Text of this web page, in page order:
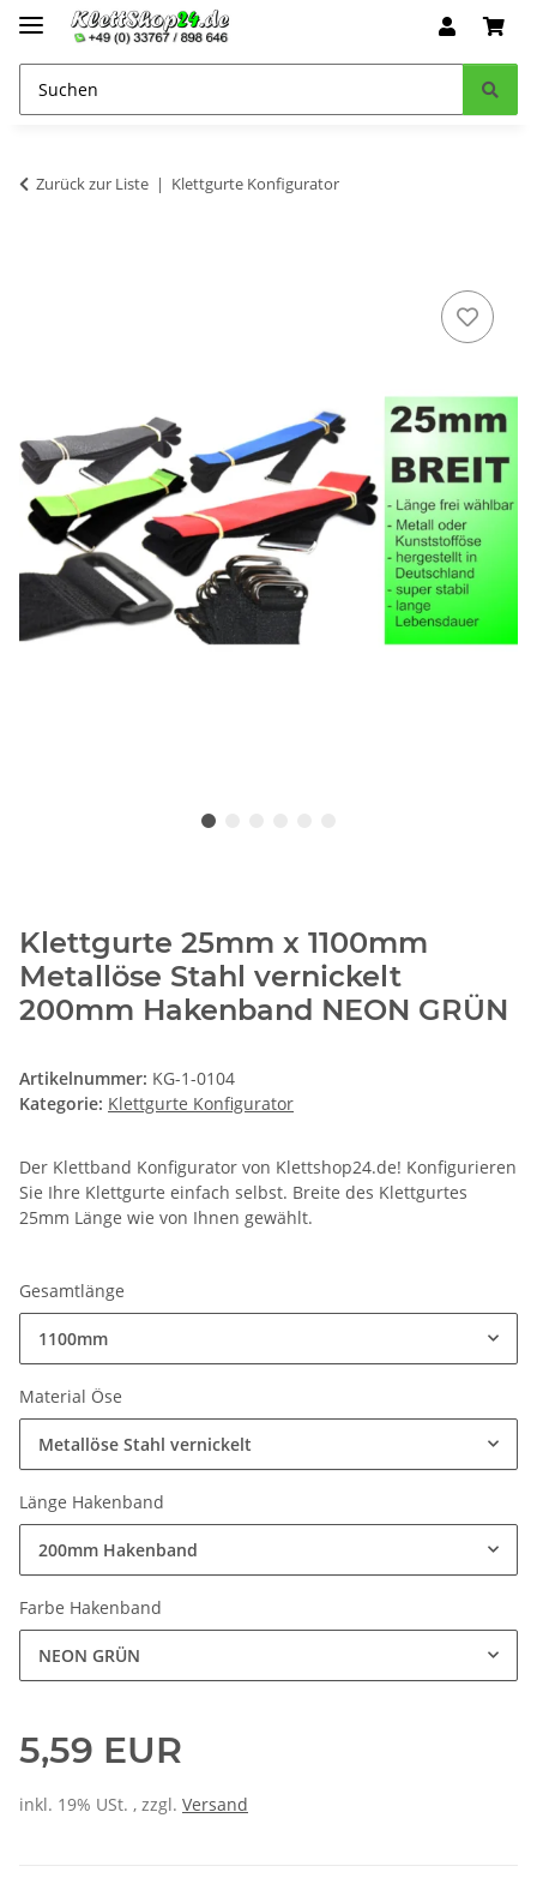
Zurück zur Liste Klettgurte Konfigurator
Klettgurte 25mm x 1100mm
Metallöse Stahl vernickelt
200mm Hakenband NEON GRÜN
Artikelnummer: KG-1-0104
Kategorie: Klettgurte Konfigurator
Der Klettband Konfigurator von Klettshop24.de! Konfigurieren
Sie Ihre Klettgurte einfach selbst. Breite des Klettgurtes
25mm Länge wie von Ihnen gewählt.
Gesamtlänge
1100mm
Material Öse
Metallöse Stahl vernickelt
Länge Hakenband
200mm Hakenband
Farbe Hakenband
NEON GRÜN
5,59 EUR
inkl. 19% USt. , zzgl. Versand